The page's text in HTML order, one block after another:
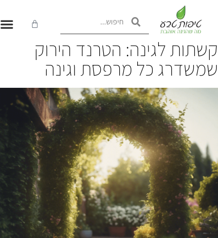
לגינה: הטרנד הירוק
כל מרפסת וגינה